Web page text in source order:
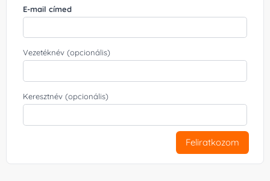
E-mail címed
Vezetéknév (opcionális)
Keresztnév (opcionális)
Feliratkozom